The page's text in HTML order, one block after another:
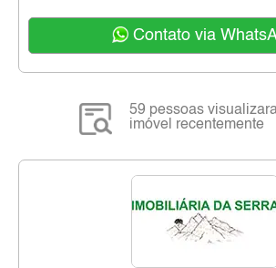
Contato via
59 pessoas
imóvel recentemente